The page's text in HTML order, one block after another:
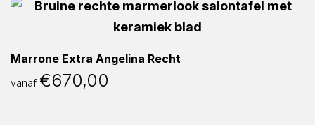
Marrone Extra Angelina Recht
vanaf €670,00